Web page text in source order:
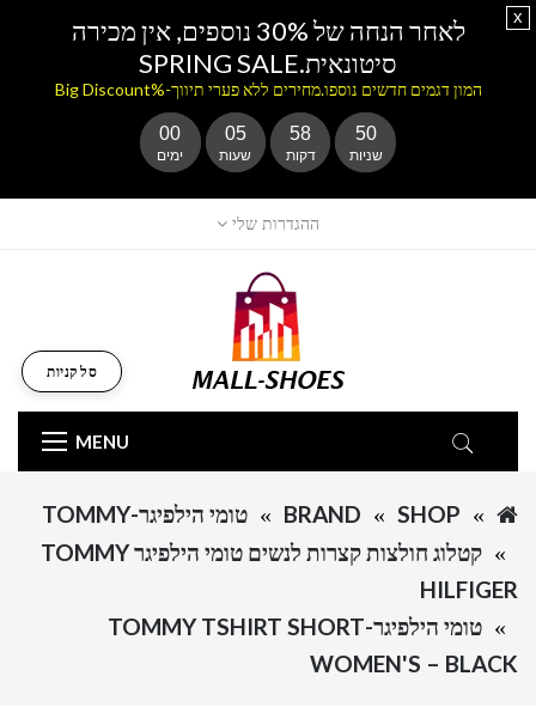
ההגדרות שלי
MENU
סל קניות
SHOP
BRAND
טומי הילפיגר-TOMMY
קטלוג חולצות קצרות לנשים טומי הילפיגר TOMMY
HILFIGER
טומי הילפיגר-TOMMY TSHIRT SHORT
WOMEN'S – BLACK
לאחר הנחה של 30% נוספים, אין מכירה
סיטונאית.SPRING SALE
המון דגמים חדשים נוספו.מחירים ללא פערי תיווך-%Big Discount
00
ימים
05
שעות
58
דקות
50
שניות
x